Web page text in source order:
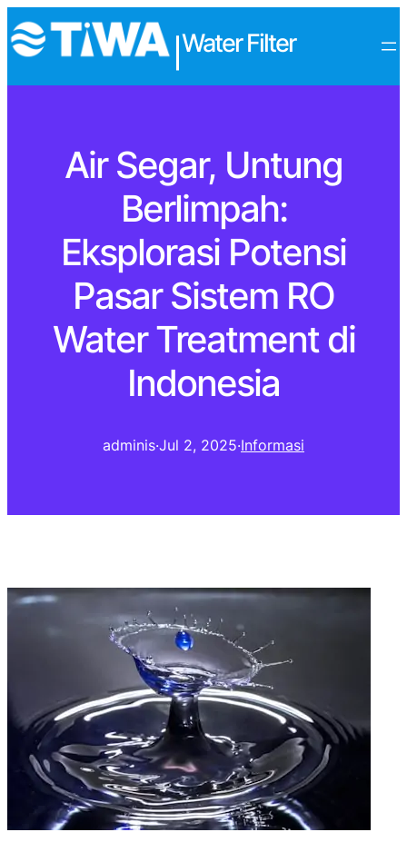
Water Filter
Air Segar, Untung
Berlimpah:
Eksplorasi Potensi
Pasar Sistem RO
Water Treatment di
Indonesia
adminis·Jul 2, 2025·Informasi